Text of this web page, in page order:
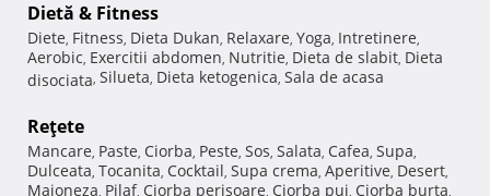
Dietă & Fitness
Diete, Fitness, Dieta Dukan, Relaxare, Yoga, Intretinere,
Aerobic, Exercitii abdomen, Nutritie, Dieta de slabit, Dieta
disociata, Silueta, Dieta ketogenica, Sala de acasa
Reţete
Mancare, Paste, Ciorba, Peste, Sos, Salata, Cafea, Supa,
Dulceata, Tocanita, Cocktail, Supa crema, Aperitive, Desert,
Maioneza, Pilaf, Ciorba perisoare, Ciorba pui, Ciorba burta,